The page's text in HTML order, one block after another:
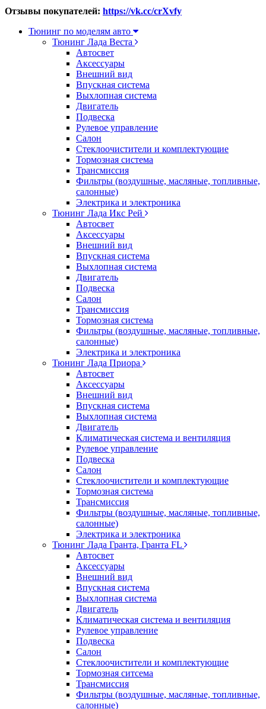
Отзывы покупателей: https://vk.cc/crXvfy
Тюнинг по моделям авто
Тюнинг Лада Веста
Автосвет
Аксессуары
Внешний вид
Впускная система
Выхлопная система
Двигатель
Подвеска
Рулевое управление
Салон
Стеклоочистители и комплектующие
Тормозная система
Трансмиссия
Фильтры (воздушные, масляные, топливные,
салонные)
Электрика и электроника
Тюнинг Лада Икс Рей
Автосвет
Аксессуары
Внешний вид
Впускная система
Выхлопная система
Двигатель
Подвеска
Салон
Трансмиссия
Тормозная система
Фильтры (воздушные, масляные, топливные,
салонные)
Электрика и электроника
Тюнинг Лада Приора
Автосвет
Аксессуары
Внешний вид
Впускная система
Выхлопная система
Двигатель
Климатическая система и вентиляция
Рулевое управление
Подвеска
Салон
Стеклоочистители и комплектующие
Тормозная система
Трансмиссия
Фильтры (воздушные, масляные, топливные,
салонные)
Электрика и электроника
Тюнинг Лада Гранта, Гранта FL
Автосвет
Аксессуары
Внешний вид
Впускная система
Выхлопная система
Двигатель
Климатическая система и вентиляция
Рулевое управление
Подвеска
Салон
Стеклоочистители и комплектующие
Тормозная ситсема
Трансмиссия
Фильтры (воздушные, масляные, топливные,
салонные)